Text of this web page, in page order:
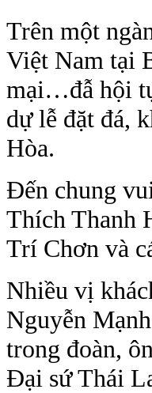
Trên một
Việt Nam tại
mại…đẫ hội
dự lễ đặt đá,
Hòa.
Đến chung
Thích Thanh
Trí Chơn và
Nhiều vị
Nguyễn
trong đoàn,
Đại sứ Thái